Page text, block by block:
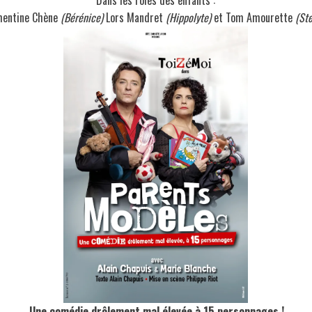
Chène (Bérénice)Lors Mandret (Hippolyte)et Tom Amourette